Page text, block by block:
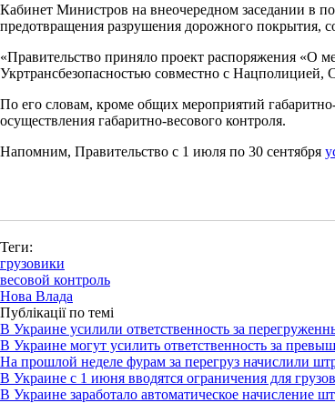
Кабинет Министров на внеочередном заседании в
предотвращения разрушения дорожного покрытия,
«Правительство приняло проект распоряжения «О
Укртрансбезопасностью совместно с
По его словам, кроме общих мероприятий
осуществления габаритно-весового контроля.
Напомним, Правительство с 1 июля по 30 сентября
Теги:
грузовики
весовой контроль
Нова Влада
Публікації по темі
В Украине усилили ответственность за
В Украине могут усилить ответственность за
На прошлой неделе фурам за перегруз начислили
В Украине с 1 июня вводятся ограничения для
В Украине заработало автоматическое начисление